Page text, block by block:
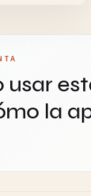
usar
la